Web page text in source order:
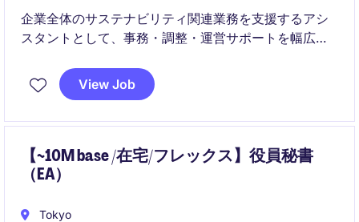
企業全体のサステナビリティ関連業務を支援するアシ
スタントとして、事務・調整・運営サポートを幅広く
将来的には、ジュニア・コーポレート・サステナビリ
View Job
【~10M base /在宅/フレックス】役員秘書
（EA）
Tokyo